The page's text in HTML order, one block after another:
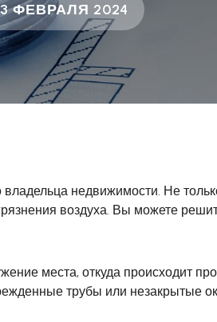
ФЕВРАЛЯ 2024
недвижимости. Не
воздуха. Вы можете
места, откуда происходит
трубы или незакрытые